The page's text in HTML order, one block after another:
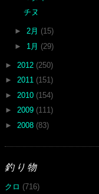
チヌ
► 2月 (15)
► 1月 (29)
► 2012 (250)
► 2011 (151)
► 2010 (154)
► 2009 (111)
► 2008 (83)
釣り物
クロ (716)